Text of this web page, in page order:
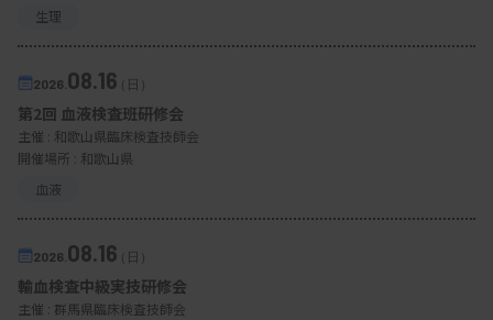
生理
2026. 08.16（日）
第2回 血液検査班研修会
主催 : 和歌山県臨床検査技師会
開催場所 : 和歌山県
血液
2026. 08.16（日）
輸血検査中級実技研修会
主催 : 群馬県臨床検査技師会